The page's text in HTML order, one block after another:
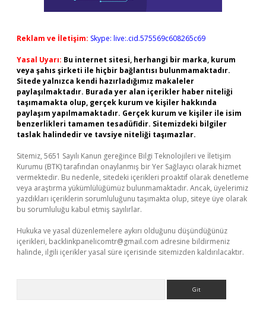
Reklam ve İletişim: Skype: live:.cid.575569c608265c69
Yasal Uyarı: Bu internet sitesi, herhangi bir marka, kurum
veya şahıs şirketi ile hiçbir bağlantısı bulunmamaktadır.
Sitede yalnızca kendi hazırladığımız makaleler
paylaşılmaktadır. Burada yer alan içerikler haber niteliği
taşımamakta olup, gerçek kurum ve kişiler hakkında
paylaşım yapılmamaktadır. Gerçek kurum ve kişiler ile isim
benzerlikleri tamamen tesadüfidir. Sitemizdeki bilgiler
taslak halindedir ve tavsiye niteliği taşımazlar.
Sitemiz, 5651 Sayılı Kanun gereğince Bilgi Teknolojileri ve İletişim
Kurumu (BTK) tarafından onaylanmış bir Yer Sağlayıcı olarak hizmet
vermektedir. Bu nedenle, sitedeki içerikleri proaktif olarak denetleme
veya araştırma yükümlülüğümüz bulunmamaktadır. Ancak, üyelerimiz
yazdıkları içeriklerin sorumluluğunu taşımakta olup, siteye üye olarak
bu sorumluluğu kabul etmiş sayılırlar.
Hukuka ve yasal düzenlemelere aykırı olduğunu düşündüğünüz
içerikleri, backlinkpanelicomtr@gmail.com adresine bildirmeniz
halinde, ilgili içerikler yasal süre içerisinde sitemizden kaldırılacaktır.